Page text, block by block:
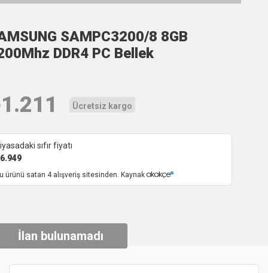
SAMPC3200/8 8GB
DDR4 PC Bellek
1.211 Ücretsiz kargo
sıfır fiyatı
6.949
ürünü satan 4 alışveriş sitesinden. Kaynak
İlan bulunamadı